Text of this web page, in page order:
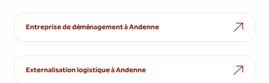
Entreprise de déménagement à Andenne
Externalisation logistique à Andenne